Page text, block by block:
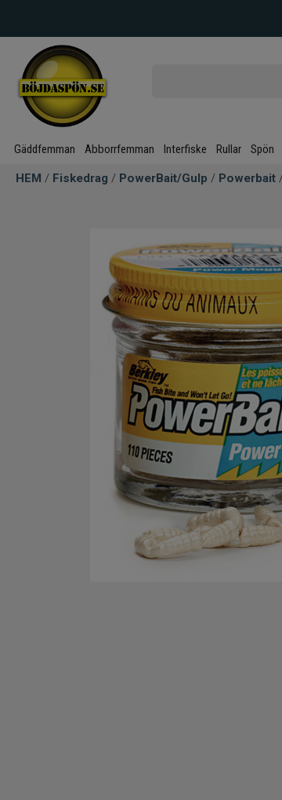
Gäddfemman Abborrfemman Interfiske Rullar Spön
HEM / Fiskedrag / PowerBait/Gulp / Powerbait